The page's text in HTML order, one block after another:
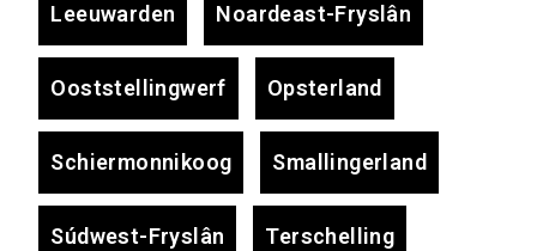
Leeuwarden Noardeast-Fryslân
Ooststellingwerf Opsterland
Schiermonnikoog Smallingerland
Súdwest-Fryslân Terschelling